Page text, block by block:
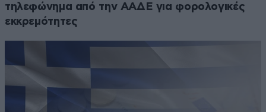
τηλεφώνημα από την ΑΑΔΕ για φορολογικές
εκκρεμότητες